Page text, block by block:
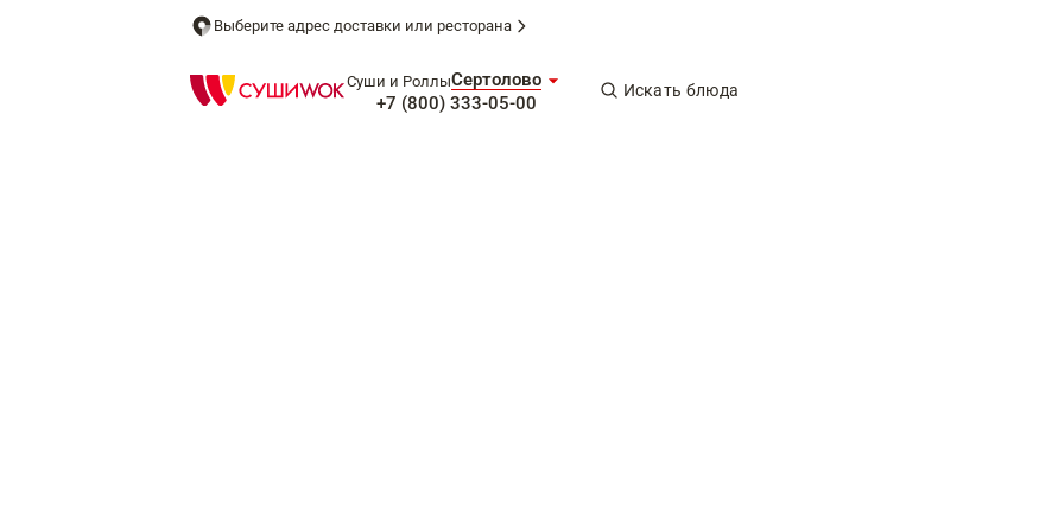
Выберите адрес доставки или ресторана
Суши и РоллыСертолово
+7 (800) 333-05-00
Искать блюда